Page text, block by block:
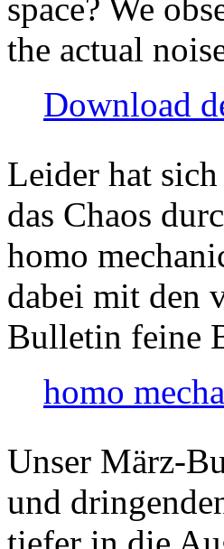
space? We
the actual
Download
Leider hat
das Chaos
homo
dabei mit den
Bulletin feine
homo
Unser März-
und